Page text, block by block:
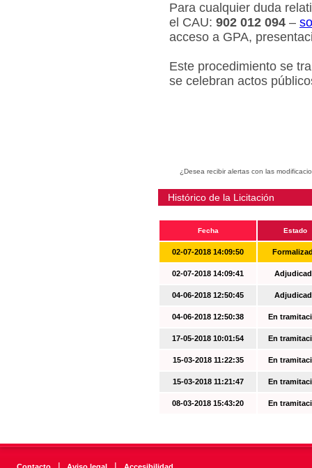
Para cualquier duda
el CAU: 902 012 094 –
acceso a GPA,
Este procedimiento se
se celebran actos
¿Desea recibir alertas con las
Histórico de la Licitación
Fecha Estado
02-07-2018 14:09:50
02-07-2018 14:09:41
04-06-2018 12:50:45
04-06-2018 12:50:38 En
17-05-2018 10:01:54 En
15-03-2018 11:22:35 En
15-03-2018 11:21:47 En
08-03-2018 15:43:20 En